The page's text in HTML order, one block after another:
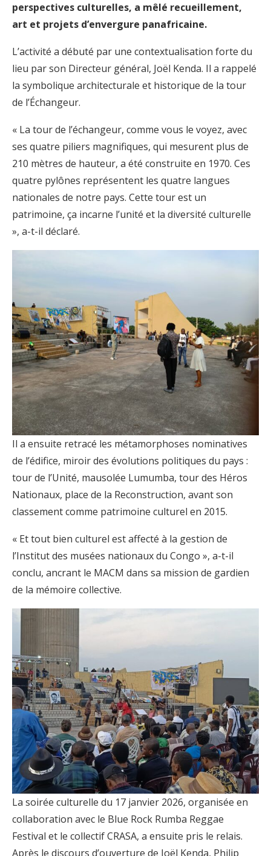
perspectives culturelles, a mêlé recueillement,
art et projets d’envergure panafricaine.
L’activité a débuté par une contextualisation forte du
lieu par son Directeur général, Joël Kenda. Il a rappelé
la symbolique architecturale et historique de la tour
de l’Échangeur.
« La tour de l’échangeur, comme vous le voyez, avec
ses quatre piliers magnifiques, qui mesurent plus de
210 mètres de hauteur, a été construite en 1970. Ces
quatre pylônes représentent les quatre langues
nationales de notre pays. Cette tour est un
patrimoine, ça incarne l’unité et la diversité culturelle
», a-t-il déclaré.
Il a ensuite retracé les métamorphoses nominatives
de l’édifice, miroir des évolutions politiques du pays :
tour de l’Unité, mausolée Lumumba, tour des Héros
Nationaux, place de la Reconstruction, avant son
classement comme patrimoine culturel en 2015.
« Et tout bien culturel est affecté à la gestion de
l’Institut des musées nationaux du Congo », a-t-il
conclu, ancrant le MACM dans sa mission de gardien
de la mémoire collective.
La soirée culturelle du 17 janvier 2026, organisée en
collaboration avec le Blue Rock Rumba Reggae
Festival et le collectif CRASA, a ensuite pris le relais.
Après le discours d’ouverture de Joël Kenda, Philip